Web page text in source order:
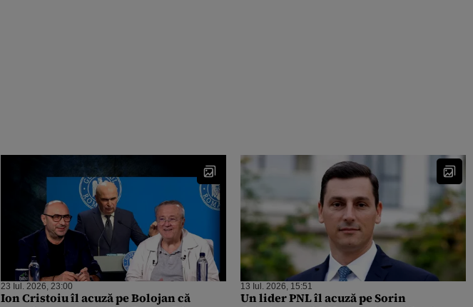
23 Iul. 2026, 23:00
Ion Cristoiu îl acuză pe Bolojan că
13 Iul. 2026, 15:51
Un lider PNL îl acuză pe Sorin